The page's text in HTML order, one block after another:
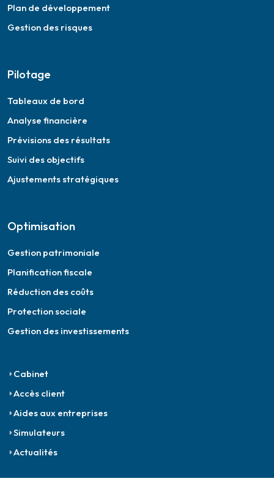
Plan de développement
Gestion des risques
Pilotage
Tableaux de bord
Analyse financière
Prévisions des résultats
Suivi des objectifs
Ajustements stratégiques
Optimisation
Gestion patrimoniale
Planification fiscale
Réduction des coûts
Protection sociale
Gestion des investissements
Cabinet
Accès client
Aides aux entreprises
Simulateurs
Actualités